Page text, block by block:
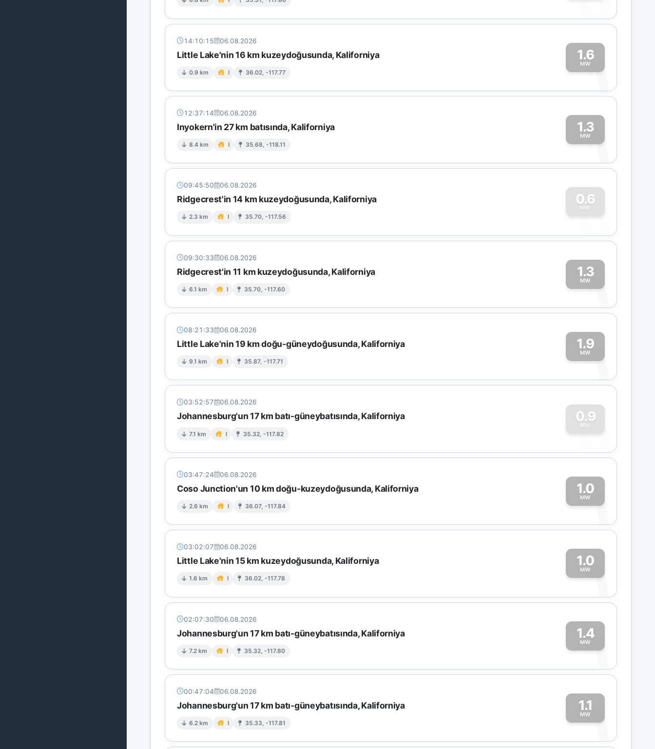
14:10:15 06.08.2026
Little Lake'nin 16 km kuzeydoğusunda, Kaliforniya
0.9 km I 36.02, -117.77
1.6
MW
1
12:37:14 06.08.2026
Inyokern'in 27 km batısında, Kaliforniya
8.4 km I 35.68, -118.11
1.3
MW
1
09:45:50 06.08.2026
Ridgecrest'in 14 km kuzeydoğusunda, Kaliforniya
2.3 km I 35.70, -117.56
0.6
MW
0
09:30:33 06.08.2026
Ridgecrest'in 11 km kuzeydoğusunda, Kaliforniya
6.1 km I 35.70, -117.60
1.3
MW
1
08:21:33 06.08.2026
Little Lake'nin 19 km doğu-güneydoğusunda, Kaliforniya
9.1 km I 35.87, -117.71
1.9
MW
1
03:52:57 06.08.2026
Johannesburg'un 17 km batı-güneybatısında, Kaliforniya
7.1 km I 35.32, -117.82
0.9
MW
0
03:47:24 06.08.2026
Coso Junction'un 10 km doğu-kuzeydoğusunda, Kaliforniya
2.6 km I 36.07, -117.84
1.0
MW
1
03:02:07 06.08.2026
Little Lake'nin 15 km kuzeydoğusunda, Kaliforniya
1.6 km I 36.02, -117.78
1.0
MW
1
02:07:30 06.08.2026
Johannesburg'un 17 km batı-güneybatısında, Kaliforniya
7.2 km I 35.32, -117.80
1.4
MW
1
00:47:04 06.08.2026
Johannesburg'un 17 km batı-güneybatısında, Kaliforniya
6.2 km I 35.33, -117.81
1.1
MW
1